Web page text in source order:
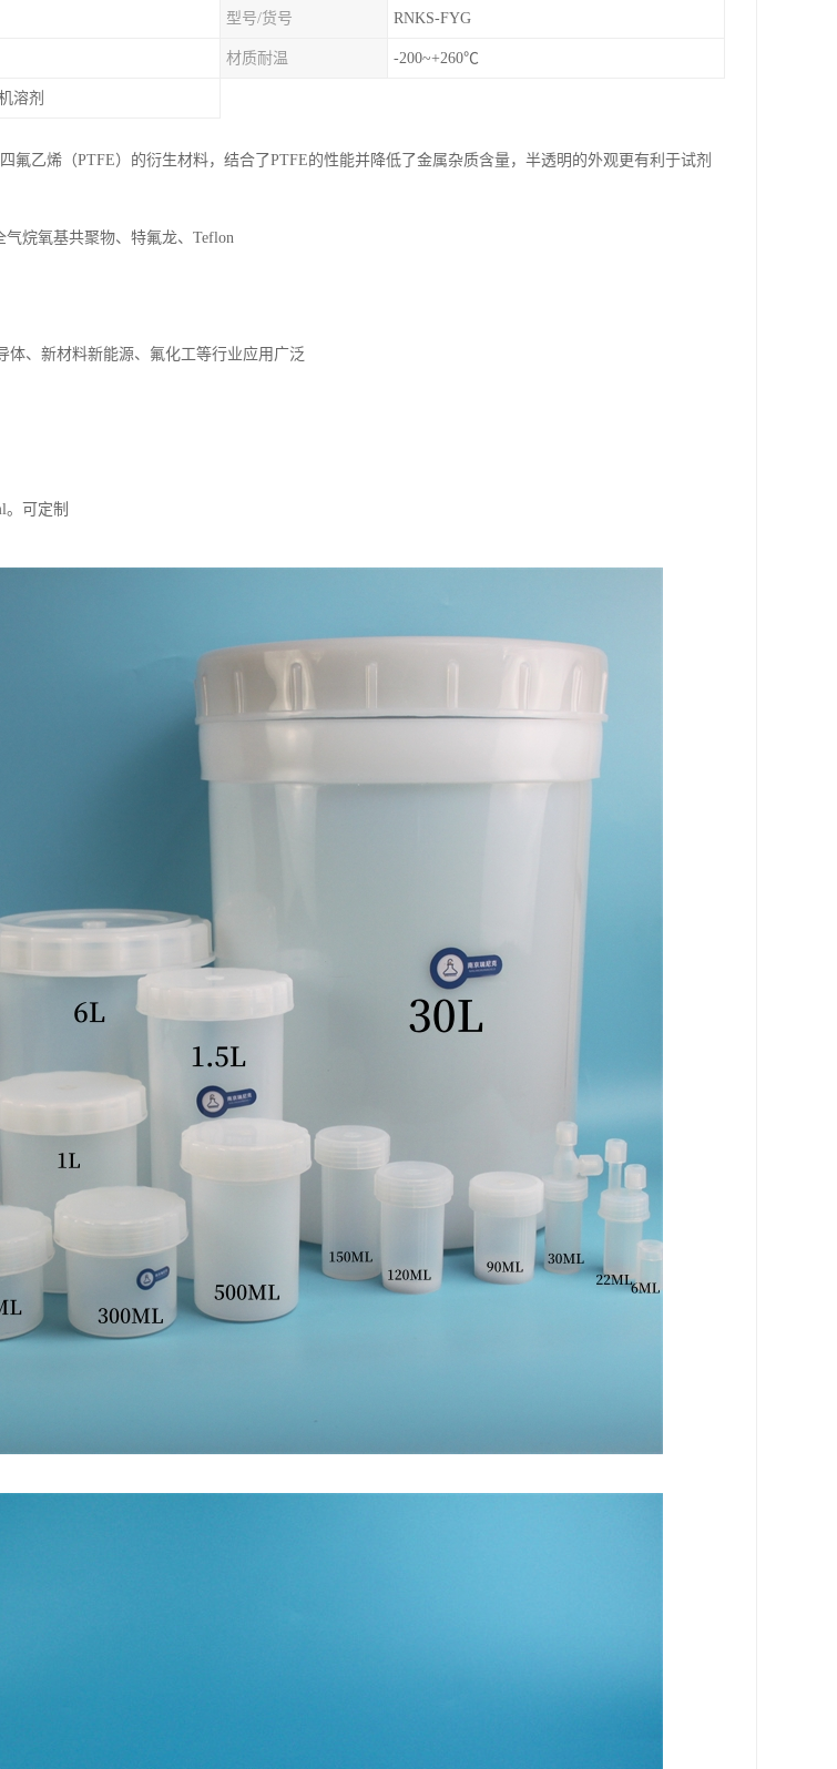
型号/货号 RNKS-FYG
材质耐温 -200~+260℃
溶剂
氟乙烯（PTFE）的衍生材料，结合了PTFE的性能并降低了金属杂质含量，半透明的外观更有利于试剂
烷氧基共聚物、特氟龙、Teflon
、新材料新能源、氟化工等行业应用广泛
。可定制